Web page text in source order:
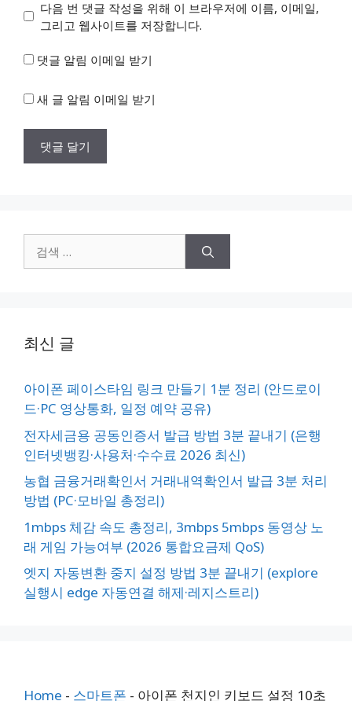
트
다음 번 댓글 작성을 위해 이 브라우저에 이름, 이메일,
그리고 웹사이트를 저장합니다.
댓글 알림 이메일 받기
새 글 알림 이메일 받기
색:
최신 글
아이폰 페이스타임 링크 만들기 1분 정리 (안드로이
드·PC 영상통화, 일정 예약 공유)
전자세금용 공동인증서 발급 방법 3분 끝내기 (은행
인터넷뱅킹·사용처·수수료 2026 최신)
농협 금융거래확인서 거래내역확인서 발급 3분 처리
방법 (PC·모바일 총정리)
1mbps 체감 속도 총정리, 3mbps 5mbps 동영상 노
래 게임 가능여부 (2026 통합요금제 QoS)
엣지 자동변환 중지 설정 방법 3분 끝내기 (explore
실행시 edge 자동연결 해제·레지스트리)
Home - 스마트폰 - 아이폰 천지인 키보드 설정 10초